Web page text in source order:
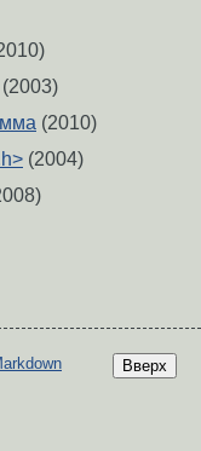
(2003)
(2010)
(2004)
Вверх